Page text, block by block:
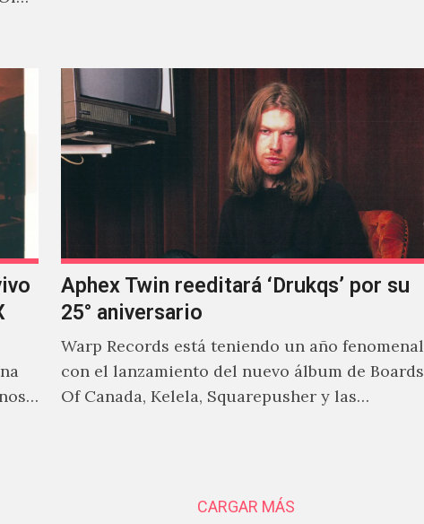
Aphex Twin reeditará ‘Drukqs’ por su
25° aniversario
Warp Records está teniendo un año fenomenal
con el lanzamiento del nuevo álbum de Boards
Of Canada, Kelela, Squarepusher y las
CARGAR MÁS